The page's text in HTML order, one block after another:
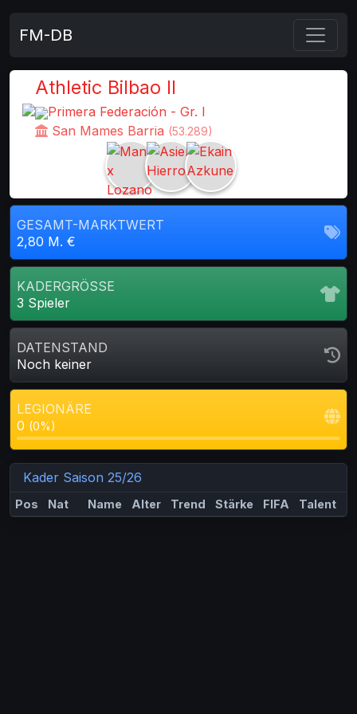
FM-DB
Athletic Bilbao II
Primera Federación - Gr. I
San Mames Barria (53.289)
GESAMT-MARKTWERT
2,80 M. €
KADERGRÖSSE
3 Spieler
DATENSTAND
Noch keiner
LEGIONÄRE
0 (0%)
Kader Saison 25/26
Pos Nat Name Alter Trend Stärke FIFA Talent